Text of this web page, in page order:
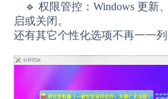
🔹 权限管控：Windows 更新
启或关闭。
还有其它个性化选项不再一一列